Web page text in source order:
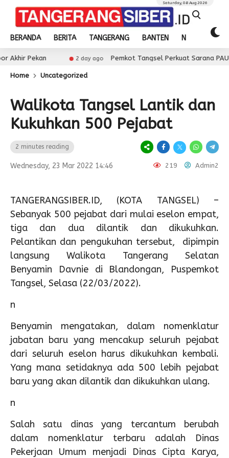
BERANDA BERITA TANGERANG BANTEN NASIONAL
Saturday, 08 Aug 2026
2 day ago Pemkot Tangsel Perkuat Sarana PAUD, Dorong
Home Uncategorized
Walikota Tangsel Lantik dan
Kukuhkan 500 Pejabat
2 minutes reading
Wednesday, 23 Mar 2022 14:46 219 Admin2
TANGERANGSIBER.ID, (KOTA TANGSEL) –
Sebanyak 500 pejabat dari mulai eselon empat,
tiga dan dua dilantik dan dikukuhkan.
Pelantikan dan pengukuhan tersebut, dipimpin
langsung Walikota Tangerang Selatan
Benyamin Davnie di Blandongan, Puspemkot
Tangsel, Selasa (22/03/2022).
n
Benyamin mengatakan, dalam nomenklatur
jabatan baru yang mencakup seluruh pejabat
dari seluruh eselon harus dikukuhkan kembali.
Yang mana setidaknya ada 500 lebih pejabat
baru yang akan dilantik dan dikukuhkan ulang.
n
Salah satu dinas yang tercantum berubah
dalam nomenklatur terbaru adalah Dinas
Pekerjaan Umum menjadi Dinas Cipta Karya,